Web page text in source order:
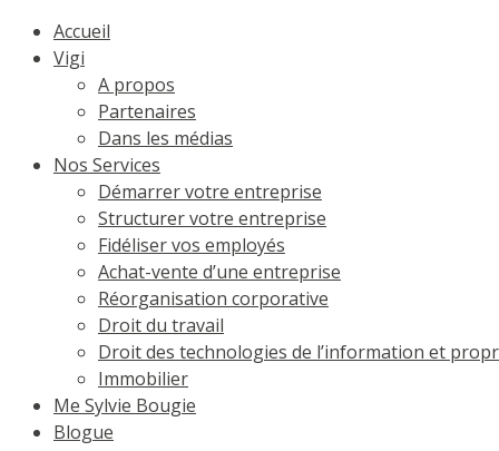
Accueil
Vigi
A propos
Partenaires
Dans les médias
Nos Services
Démarrer votre entreprise
Structurer votre entreprise
Fidéliser vos employés
Achat-vente d’une entreprise
Réorganisation corporative
Droit du travail
Droit des technologies de l’information et
Immobilier
Me Sylvie Bougie
Blogue